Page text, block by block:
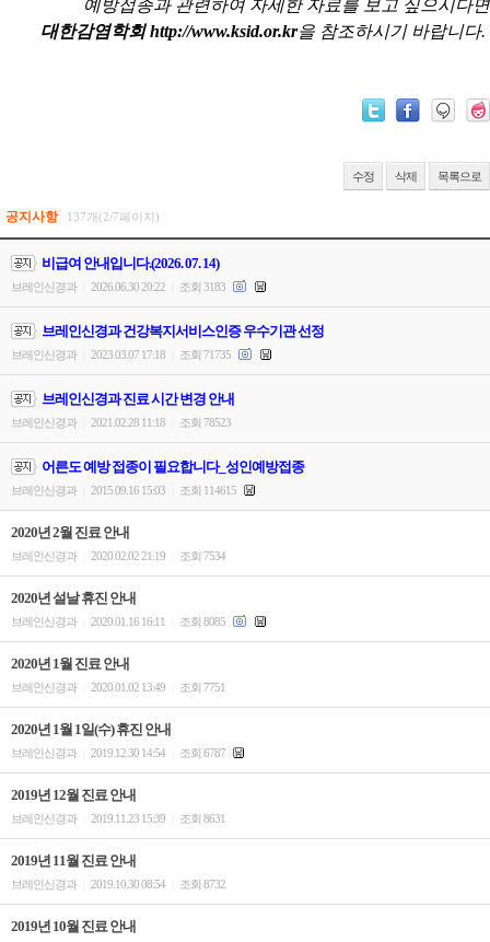
예방접종과 관련하여 자세한 자료를 보고 싶으시다면
대한감염학회 http://www.ksid.or.kr을 참조하시기 바랍니다.
수정 삭제 목록으로
공지사항 137개(2/7페이지)
비급여 안내입니다.(2026. 07. 14)
브레인신경과 2026.06.30 20:22 조회 3183
브레인신경과 건강복지서비스인증 우수기관 선정
브레인신경과 2023.03.07 17:18 조회 71735
브레인신경과 진료 시간 변경 안내
브레인신경과 2021.02.28 11:18 조회 78523
어른도 예방 접종이 필요합니다_성인예방접종
브레인신경과 2015.09.16 15:03 조회 114615
2020년 2월 진료 안내
브레인신경과 2020.02.02 21:19 조회 7534
2020년 설날 휴진 안내
브레인신경과 2020.01.16 16:11 조회 8085
2020년 1월 진료 안내
브레인신경과 2020.01.02 13:49 조회 7751
2020년 1월 1일(수) 휴진 안내
브레인신경과 2019.12.30 14:54 조회 6787
2019년 12월 진료 안내
브레인신경과 2019.11.23 15:39 조회 8631
2019년 11월 진료 안내
브레인신경과 2019.10.30 08:54 조회 8732
2019년 10월 진료 안내